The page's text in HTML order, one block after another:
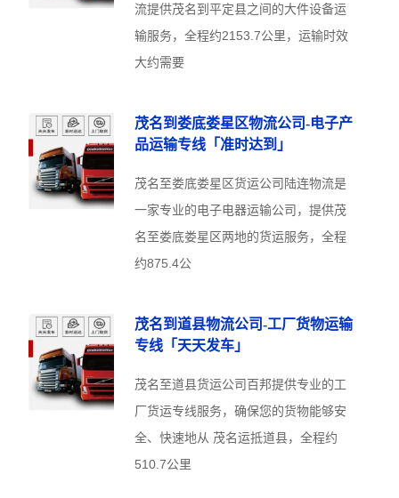
流提供茂名到平定县之间的大件设备运
输服务，全程约2153.7公里，运输时效
大约需要
茂名到娄底娄星区物流公司-电子产
品运输专线「准时达到」
茂名至娄底娄星区货运公司陆连物流是
一家专业的电子电器运输公司，提供茂
名至娄底娄星区两地的货运服务，全程
约875.4公
茂名到道县物流公司-工厂货物运输
专线「天天发车」
茂名至道县货运公司百邦提供专业的工
厂货运专线服务，确保您的货物能够安
全、快速地从 茂名运抵道县，全程约
510.7公里